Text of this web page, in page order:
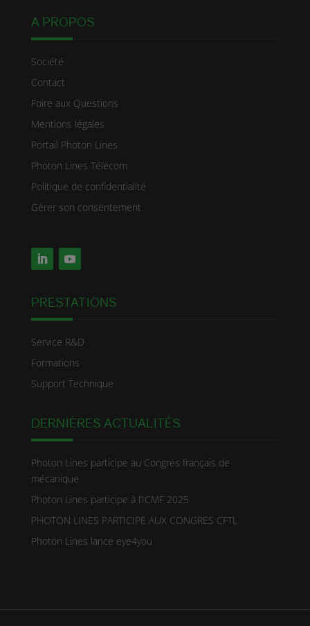
A PROPOS
Société
Contact
Foire aux Questions
Mentions légales
Portail Photon Lines
Photon Lines Télécom
Politique de confidentialité
Gérer son consentement
PRESTATIONS
Service R&D
Formations
Support Technique
DERNIÈRES ACTUALITÉS
Photon Lines participe au Congrès français de
mécanique
Photon Lines participe à l’ICMF 2025
PHOTON LINES PARTICIPE AUX CONGRES CFTL
Photon Lines lance eye4you